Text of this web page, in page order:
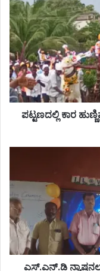
ಪಟ್ಟಣದಲ್ಲಿ ಕಾರ
ಎಸ್‌.ಎನ್‌.ಡಿ ನ್ಯಾಷನಲ್